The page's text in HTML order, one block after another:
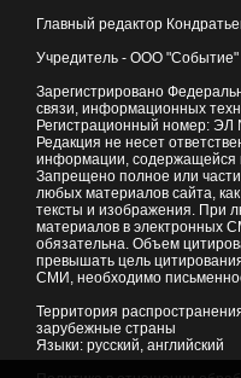
Главный редактор
Учредитель - ООО "Событие"
Зарегистрировано
связи, информационных
Регистрационный номер:
Редакция не несет
информации, содержащейся
Запрещено полное или
любых материалов сайта,
тексты и изображения. При
материалов в электронных
обязательна. Объем
превышать цель
СМИ, необходимо
Территория
зарубежные страны
Языки: русский, английский